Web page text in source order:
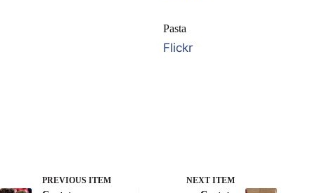
Pasta
Flickr
PREVIOUS ITEM NEXT ITEM